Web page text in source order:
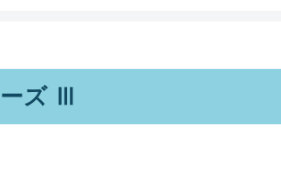
ズ Ⅲ